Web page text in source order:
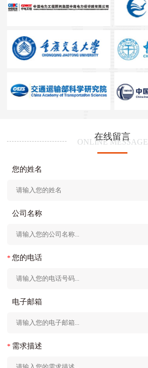
在线留言
ONLINE MESSAGE
您的姓名
公司名称
您的电话
电子邮箱
需求描述